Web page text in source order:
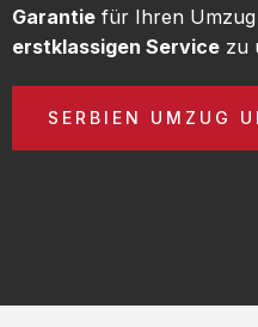
Garantie für Ihren Umzug
erstklassigen Service zu
SERBIEN UMZUG